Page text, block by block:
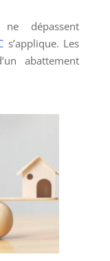
dépassent
s’applique. Les
abattement